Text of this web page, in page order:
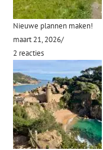
Nieuwe plannen maken!
maart 21, 2026/
2 reacties